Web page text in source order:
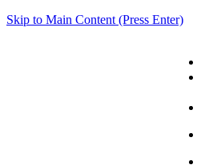
Skip to Main Content (Press Enter)